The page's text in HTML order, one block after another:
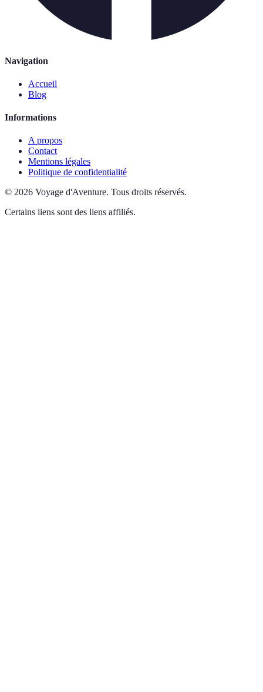
Navigation
Accueil
Blog
Informations
A propos
Contact
Mentions légales
Politique de confidentialité
© 2026 Voyage d'Aventure. Tous droits réservés.
Certains liens sont des liens affiliés.